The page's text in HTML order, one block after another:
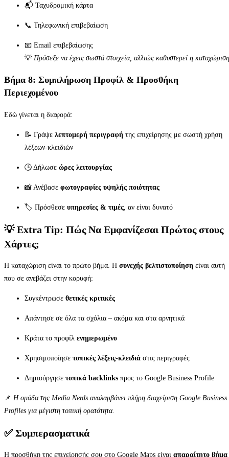
📬 Ταχυδρομική κάρτα
📞 Τηλεφωνική επιβεβαίωση
📧 Email επιβεβαίωσης
💡 Πρόσεξε να έχεις σωστά στοιχεία, αλλιώς καθυστερεί η
Βήμα 8: Συμπλήρωση Προφίλ & Προσθήκη
Περιεχομένου
Εδώ γίνεται η διαφορά:
📝 Γράψε λεπτομερή περιγραφή της επιχείρησης με σωστή χρήση
λέξεων-κλειδιών
🕒 Δήλωσε ώρες λειτουργίας
📸 Ανέβασε φωτογραφίες υψηλής ποιότητας
🏷️ Πρόσθεσε υπηρεσίες & τιμές , αν είναι δυνατό
💡 Extra Tip: Πώς Να Εμφανίζεσαι Πρώτος στους
Χάρτες;
Η καταχώριση είναι το πρώτο βήμα. Η συνεχής βελτιστοποίηση είναι αυτή
που σε ανεβάζει στην κορυφή:
Συγκέντρωσε θετικές κριτικές
Απάντησε σε όλα τα σχόλια – ακόμα και στα αρνητικά
Κράτα το προφίλ ενημερωμένο
Χρησιμοποίησε τοπικές λέξεις-κλειδιά στις περιγραφές
Δημιούργησε τοπικά backlinks προς το Google Business Profile
📌 Η ομάδα της Media Nerds αναλαμβάνει πλήρη διαχείριση Google Business
Profiles για μέγιστη τοπική ορατότητα.
✅ Συμπερασματικά
Η προσθήκη της επιχείρησής σου στο Google Maps είναι απαραίτητο βήμα